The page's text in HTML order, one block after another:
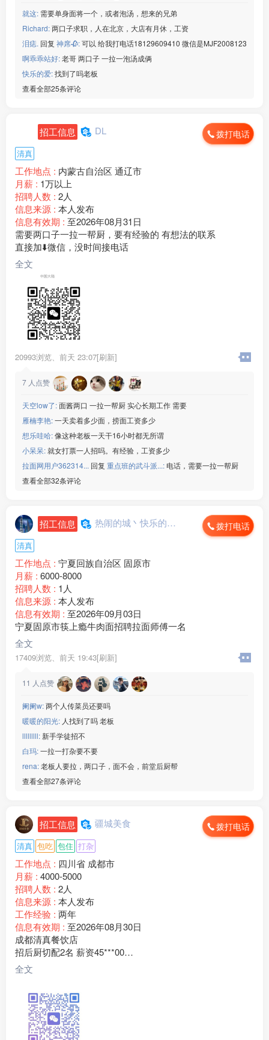
就这: 需要单身面将一个，或者泡汤，想来的兄弟
Richard:两口子求职，人在北京，大店有月休，工资
泪痣. 回复 神席🥀:可以 给我打电话18129609410 微信是MJF2008123
啊乖乖站好:老哥 两口子 一拉一泡汤成俩
快乐的爱:找到了吗老板
查看全部25条评论
招工信息 DL 拨打电话
清真
工作地点 : 内蒙古自治区 通辽市
月薪 : 1万以上
招聘人数 : 2人
信息来源 : 本人发布
信息有效期 : 至2026年08月31日
需要两口子一拉一帮厨，要有经验的 有想法的联系
直接加⬇️微信，没时间接电话
全文
20993浏览、 前天 23:07[刷新]
7 人点赞
天空low了:面酱两口 一拉一帮厨 实心长期工作 需要
雁楠李艳:一天卖着多少面，捞面工资多少
想乐哇哈:像这种老板一天干16小时都无所谓
小呆呆:就女打票一人招吗。有经验，工资多少
拉面网用户362314... 回复 重点班的武斗派...: 电话，需要一拉一帮厨
查看全部32条评论
招工信息 热闹的城丶快乐的心... 拨打电话
清真
工作地点 : 宁夏回族自治区 固原市
月薪 : 6000-8000
招聘人数 : 1人
信息来源 : 本人发布
信息有效期 : 至2026年09月03日
宁夏固原市筷上瘾牛肉面招聘拉面师傅一名
全文
17409浏览、 前天 19:43[刷新]
11 人点赞
阑阑w:两个人传菜员还要吗
暖暖的阳光: 人找到了吗 老板
lllllllll:新手学徒招不
白玛:一拉一打杂要不要
rena:老板人要拉，两口子，面不会，前堂后厨帮
查看全部27条评论
招工信息 疆城美食 拨打电话
清真 包吃 包住 打杂
工作地点 : 四川省 成都市
月薪 : 4000-5000
招聘人数 : 2人
信息来源 : 本人发布
工作经验 : 两年
信息有效期 : 至2026年08月30日
成都清真餐饮店
招后厨切配2名 薪资45***00
老板临夏人，门店客源稳定，现招聘后厨切配2名
任职要求：
1、有餐饮切配经验，会食材改刀、配菜、整理库房、打扫后
厨卫生；
2、为人勤快肯干，手脚麻利，服从厨师长和门店管理安排；
3、做事踏实靠谱，能长期稳定上班，短期过渡勿扰；
全文